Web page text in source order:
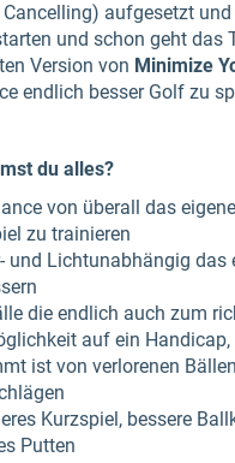
Cancelling) aufgesetzt
und schon geht das
Version von Minimize
endlich besser Golf zu
du alles?
von überall das
zu trainieren
und Lichtunabhängig das
die endlich auch zum
auf ein
ist von verlorenen
Kurzspiel, bessere
Putten